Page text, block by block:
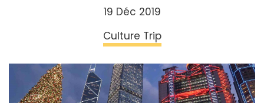
19 Déc 2019
Culture Trip